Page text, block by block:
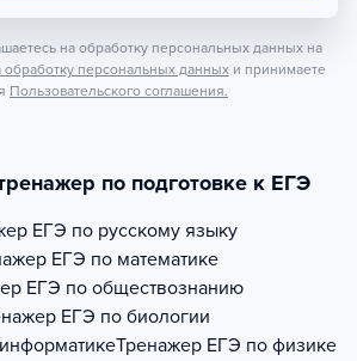
на обработку персональных данных на
обработку персональных данных и принимаете
Пользовательского соглашения.
по подготовке к ЕГЭ
ЕГЭ по русскому языку
ЕГЭ по математике
ЕГЭ по обществознанию
ЕГЭ по биологии
Тренажер ЕГЭ по физике